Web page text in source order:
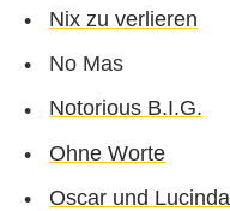
Nix zu verlieren
No Mas
Notorious B.I.G.
Ohne Worte
Oscar und Lucinda